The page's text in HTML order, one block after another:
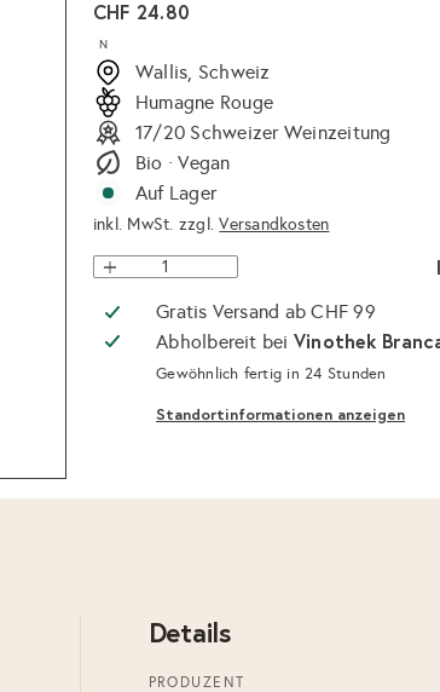
Normaler
Preis
CHF 24.80
N
Wallis, Schweiz
Humagne Rouge
17/20 Schweizer Weinzeitung
Bio · Vegan
Auf Lager
inkl. MwSt. zzgl.Versandkosten
Gratis Versand ab CHF 99
Abholbereit bei Vinothek
Gewöhnlich fertig in 24 Stunden
Standortinformationen anzeigen
Details
PRODUZENT